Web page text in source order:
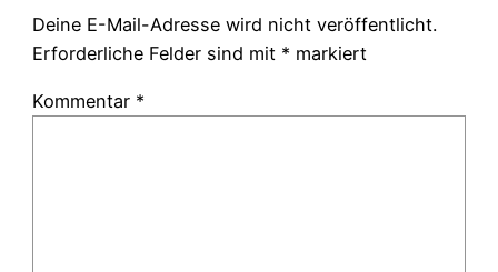
Deine E-Mail-Adresse wird nicht veröffentlicht.
Erforderliche Felder sind mit * markiert
Kommentar *